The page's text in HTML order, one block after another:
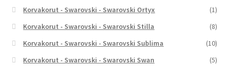
Korvakorut - Swarovski - Swarovski Ortyx
(1)
Korvakorut - Swarovski - Swarovski Stilla
(8)
Korvakorut - Swarovski - Swarovski Sublima
(10)
Korvakorut - Swarovski - Swarovski Swan
(5)